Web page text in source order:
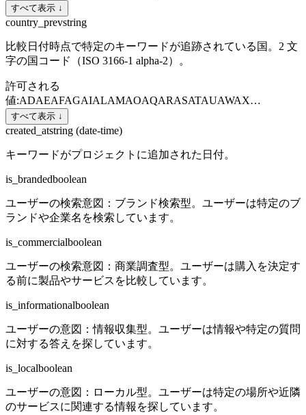
すべて表示 ↓
country_prevstring
比較日付時点で特定のキーワードが追跡されている国。2 文
字の国コード（ISO 3166-1 alpha-2）。
許可される
値:ADAEAFAGAIALAMAOAQARASATAUAWAX…
すべて表示 ↓
created_atstring (date-time)
キーワードがプロジェクトに追加された日付。
is_brandedboolean
ユーザーの検索意図：ブランド検索型。ユーザーは特定のブ
ランドや企業名を検索しています。
is_commercialboolean
ユーザーの検索意図：商業調査型。ユーザーは購入を決定す
る前に製品やサービスを比較しています。
is_informationalboolean
ユーザーの意図：情報収集型。ユーザーは情報や特定の質問
に対する答えを探しています。
is_localboolean
ユーザーの意図：ローカル型。ユーザーは特定の場所や近隣
のサービスに関連する情報を探しています。